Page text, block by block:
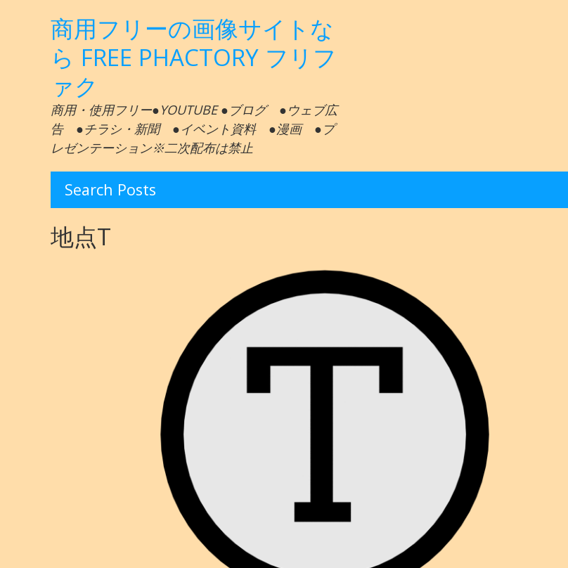
商用フリーの画像サイトな
ら FREE PHACTORY フリフ
ァク
商用・使用フリー●YOUTUBE ●ブログ ●ウェブ広
告 ●チラシ・新聞 ●イベント資料 ●漫画 ●プ
レゼンテーション※二次配布は禁止
Search Posts
地点T